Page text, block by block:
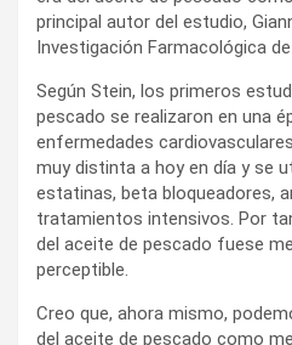
principal autor del estudio,
Investigación Farmacológica de
Según Stein, los primeros
pescado se realizaron en una
enfermedades
muy distinta a hoy en día y se
estatinas, beta bloqueadores,
tratamientos intensivos. Por
del aceite de pescado fuese
perceptible.
Creo que, ahora mismo,
del aceite de pescado como